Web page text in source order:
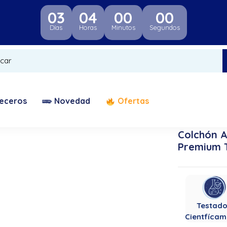
03
Días 04
Horas 00
Minutos 00
Segundos
Novedad Ofertas
Colchón
Premium